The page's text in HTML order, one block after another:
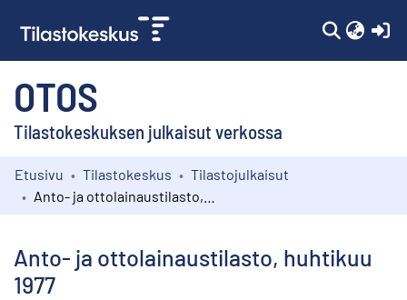
OTOS
Tilastokeskuksen julkaisut verkossa
Kokoelmat
Etusivu Tilastokeskus
Tilastojulkaisut
Anto- ja ottolainaustilasto, huhtikuu
1977